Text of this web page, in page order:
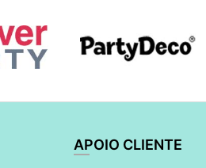
APOIO CLIENTE